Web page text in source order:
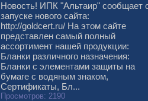
Новость! ИПК "Альтаир" сообщает
запуске нового сайта:
http://goldcert.ru/ На этом сайте
представлен самый полный
ассортимент нашей продукции:
Бланки различного назначения:
Бланки с элементами защиты на
бумаге с водяным знаком,
Сертификаты, Бл...
Просмотров: 2190